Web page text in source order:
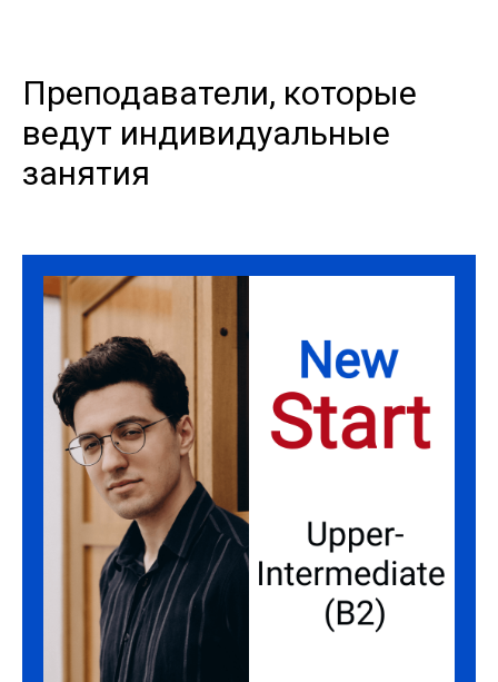
Преподаватели, которые
ведут индивидуальные
занятия